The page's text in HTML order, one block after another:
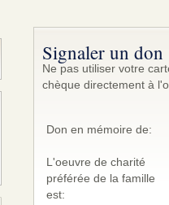
Signaler un don
Ne pas utiliser votre
chèque directement à
Don en mémoire de:
L'oeuvre de charité
préférée de la famille
est: